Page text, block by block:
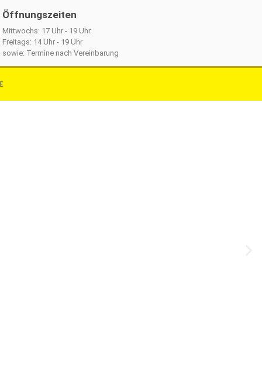
Öffnungszeiten
Mittwochs: 17 Uhr - 19 Uhr
Freitags: 14 Uhr - 19 Uhr
sowie: Termine nach Vereinbarung